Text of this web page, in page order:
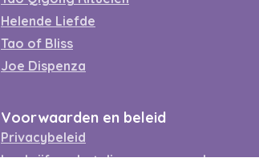
Helende Liefde
Tao of Bliss
Joe Dispenza
Voorwaarden en beleid
Privacybeleid